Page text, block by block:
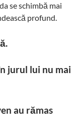
se schimbă mai
profund.
jurul lui nu mai
au rămas